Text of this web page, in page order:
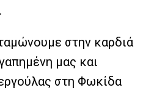
στην καρδιά
μας και
στη Φωκίδα